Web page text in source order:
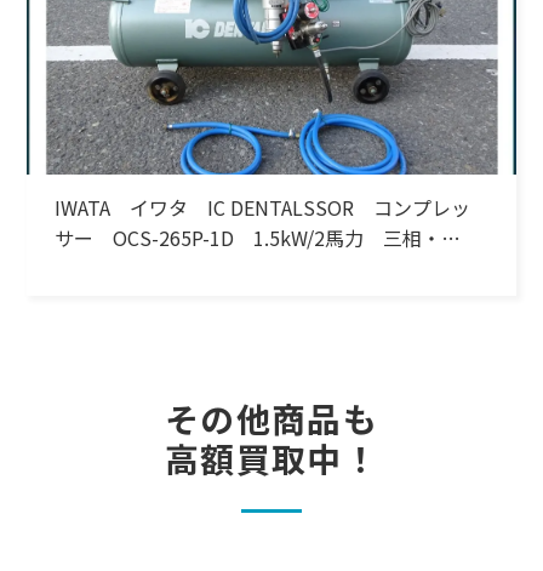
IWATA イワタ IC DENTALSSOR コンプレッ
サー OCS-265P-1D 1.5kW/2馬力 三相・
その他商品も
高額買取中！